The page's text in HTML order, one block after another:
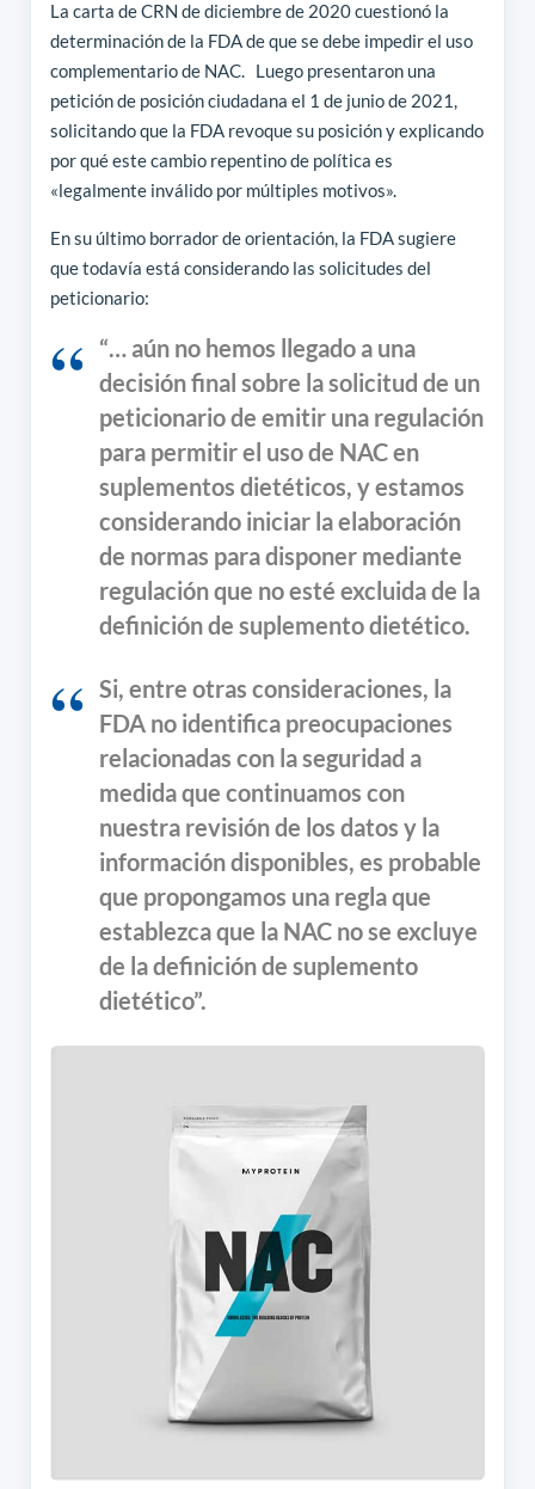
La carta de CRN de diciembre de 2020 cuestionó la
determinación de la FDA de que se debe impedir el uso
complementario de NAC. Luego presentaron una
petición de posición ciudadana el 1 de junio de 2021,
solicitando que la FDA revoque su posición y explicando
por qué este cambio repentino de política es
«legalmente inválido por múltiples motivos».
En su último borrador de orientación, la FDA sugiere
que todavía está considerando las solicitudes del
peticionario:
“… aún no hemos llegado a una
decisión final sobre la solicitud de un
peticionario de emitir una regulación
para permitir el uso de NAC en
suplementos dietéticos, y estamos
considerando iniciar la elaboración
de normas para disponer mediante
regulación que no esté excluida de la
definición de suplemento dietético.
Si, entre otras consideraciones, la
FDA no identifica preocupaciones
relacionadas con la seguridad a
medida que continuamos con
nuestra revisión de los datos y la
información disponibles, es probable
que propongamos una regla que
establezca que la NAC no se excluye
de la definición de suplemento
dietético”.